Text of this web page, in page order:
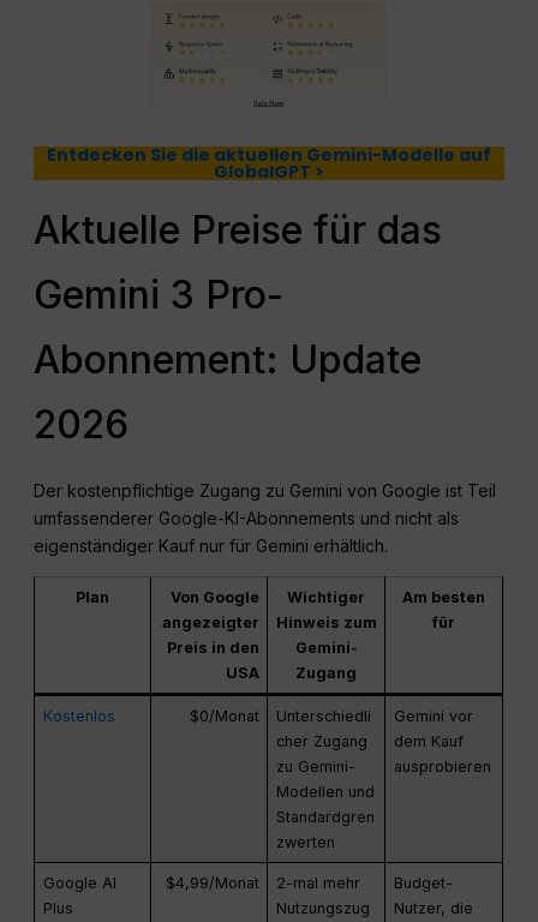
Entdecken Sie die aktuellen Gemini-Modelle auf
GlobalGPT >
Aktuelle Preise für das
Gemini 3 Pro-
Abonnement: Update
2026
Der kostenpflichtige Zugang zu Gemini von Google ist Teil
umfassenderer Google-KI-Abonnements und nicht als
eigenständiger Kauf nur für Gemini erhältlich.
Plan
Von Google
angezeigter
Preis in den
USA
Wichtiger
Hinweis zum
Gemini-
Zugang
Am besten
für
Kostenlos $0/Monat
Unterschiedli
cher Zugang
zu Gemini-
Modellen und
Standardgren
zwerten
Gemini vor
dem Kauf
ausprobieren
Google AI
Plus
$4,99/Monat
2-mal mehr
Nutzungszug
Budget-
Nutzer, die